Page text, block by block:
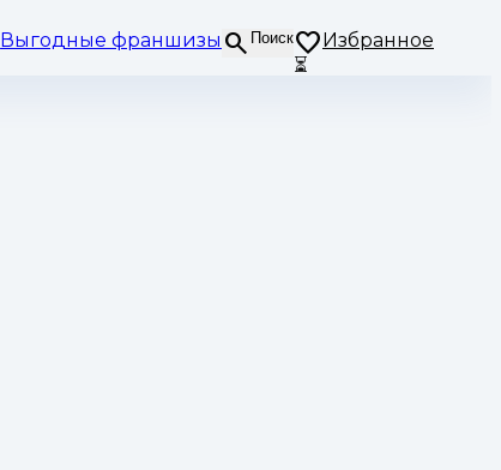
Выгодные франшизы Поиск
Избранное
⏳